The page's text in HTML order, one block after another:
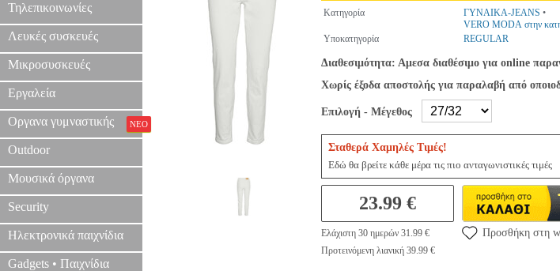
Τηλεπικοινωνίες
Λευκές συσκευές
Μικροσυσκευές
Εργαλεία
Οργανα γυμναστικής ΝΕΟ
Outdoor
Μουσικά όργανα
Security
Ηλεκτρονικά παιχνίδια
Gadgets • Παιχνίδια
Κατηγορία ΓΥΝΑΙΚΑ-JEANS •
VERO MODA στην
Υποκατηγορία
REGULAR
Διαθεσιμότητα: Αμεσα διαθέσιμο για online
Χωρίς έξοδα αποστολής για παραλαβή από
Επιλογή - Μέγεθος
Σταθερά Χαμηλές Τιμές!
Εδώ θα βρείτε κάθε μέρα τις πιο ανταγωνιστικές τιμές
23.99 €
Ελάχιστη 30 ημερών 31.99 €
Προτεινόμενη λιανική 39.99 €
Προσθήκη στη